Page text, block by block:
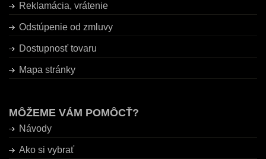
Reklamácia, vrátenie
Odstúpenie od zmluvy
Dostupnosť tovaru
Mapa stránky
MÔŽEME VÁM POMÔCŤ?
Návody
Ako si vybrať